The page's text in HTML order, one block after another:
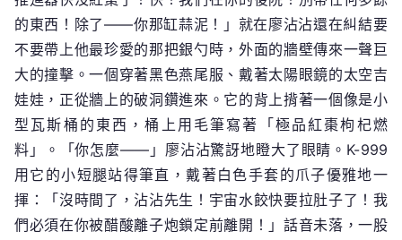
的東西！除了——你那缸蒜泥！」就在廖沾沾還在糾結要
不要帶上他最珍愛的那把銀勺時，外面的牆壁傳來一聲巨
大的撞擊。一個穿著黑色燕尾服、戴著太陽眼鏡的太空吉
娃娃，正從牆上的破洞鑽進來。它的背上揹著一個像是小
型瓦斯桶的東西，桶上用毛筆寫著「極品紅棗枸杞燃
料」。「你怎麼——」廖沾沾驚訝地瞪大了眼睛。K-999
用它的小短腿站得筆直，戴著白色手套的爪子優雅地一
揮：「沒時間了，沾沾先生！宇宙水餃快要拉肚子了！我
們必須在你被醋酸離子炮鎖定前離開！」話音未落，一股